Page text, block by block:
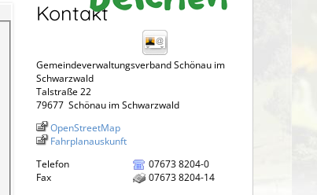
Kontakt
Gemeindeverwaltungsverband Schönau im
Schwarzwald
Talstraße 22
79677 Schönau im Schwarzwald
OpenStreetMap
Fahrplanauskunft
Telefon
07673 8204-0
Fax
07673 8204-14